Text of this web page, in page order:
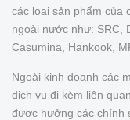
các loại sản phẩm của
ngoài nước như: SRC,
Casumina, Hankook,
Ngoài kinh doanh các
dịch vụ đi kèm liên
được hưởng các chính